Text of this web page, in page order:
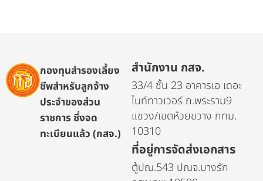
กองทุนสำรองเลี้ยง
ชีพสำหรับลูกจ้าง
ประจำของส่วน
ราชการ ซึ่งจด
ทะเบียนแล้ว (กสจ.)
สำนักงาน กสจ.
33/4 ชั้น 23 อาคารเอ เดอะ
ไนท์ทาวเวอร์ ถ.พระราม9
แขวง/เขตห้วยขวาง กทม.
10310
ที่อยู่การจัดส่งเอกสาร
ตู้ปณ.543 ปณจ.บางรัก